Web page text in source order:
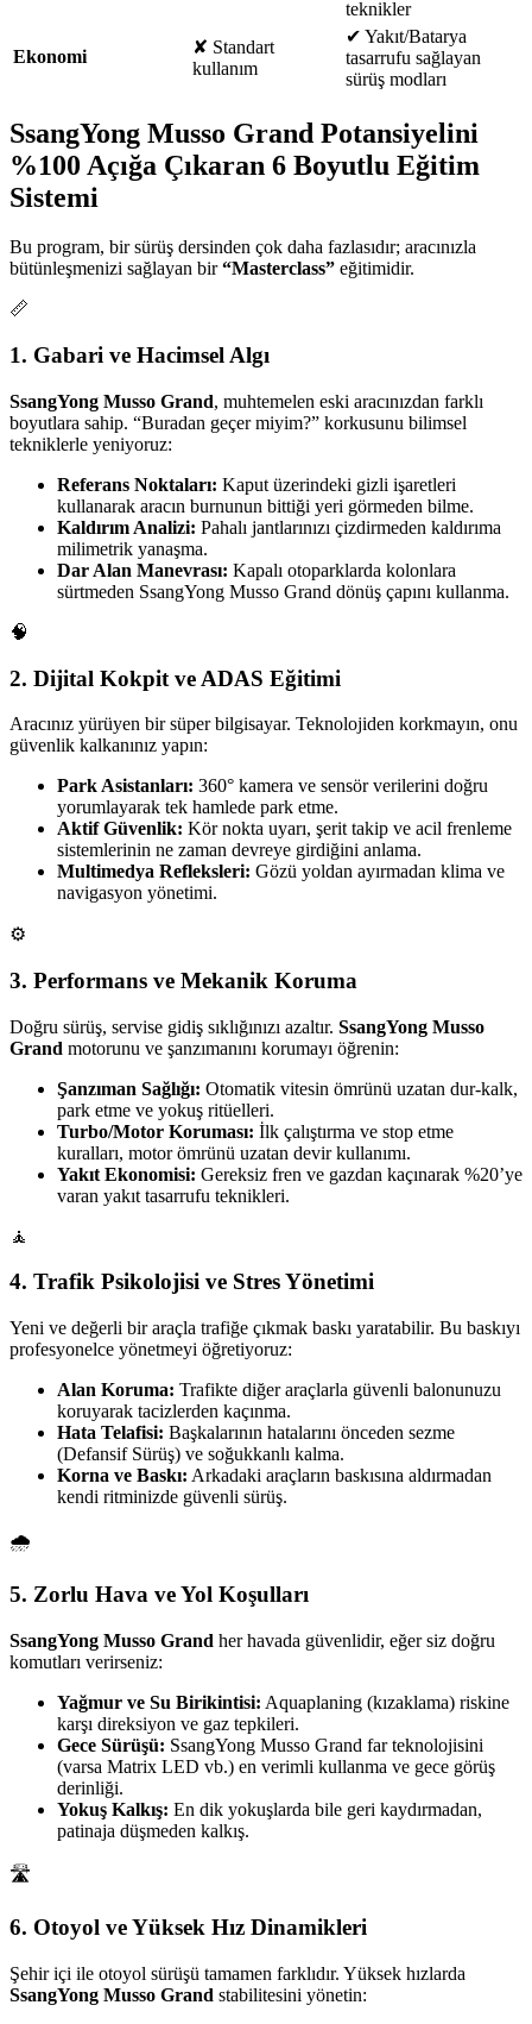
teknikler
Ekonomi ✘ Standart
kullanım
✔ Yakıt/Batarya
tasarrufu sağlayan
sürüş modları
SsangYong Musso Grand Potansiyelini
%100 Açığa Çıkaran 6 Boyutlu Eğitim
Sistemi
Bu program, bir sürüş dersinden çok daha fazlasıdır; aracınızla
bütünleşmenizi sağlayan bir“Masterclass” eğitimidir.
📏
1. Gabari ve Hacimsel Algı
SsangYong Musso Grand, muhtemelen eski aracınızdan farklı
boyutlara sahip. “Buradan geçer miyim?” korkusunu bilimsel
tekniklerle yeniyoruz:
Referans Noktaları: Kaput üzerindeki gizli işaretleri
kullanarak aracın burnunun bittiği yeri görmeden bilme.
Kaldırım Analizi: Pahalı jantlarınızı çizdirmeden kaldırıma
milimetrik yanaşma.
Dar Alan Manevrası: Kapalı otoparklarda kolonlara
sürtmeden SsangYong Musso Grand dönüş çapını kullanma.
🧠
2. Dijital Kokpit ve ADAS Eğitimi
Aracınız yürüyen bir süper bilgisayar. Teknolojiden korkmayın, onu
güvenlik kalkanınız yapın:
Park Asistanları: 360° kamera ve sensör verilerini doğru
yorumlayarak tek hamlede park etme.
Aktif Güvenlik: Kör nokta uyarı, şerit takip ve acil frenleme
sistemlerinin ne zaman devreye girdiğini anlama.
Multimedya Refleksleri: Gözü yoldan ayırmadan klima ve
navigasyon yönetimi.
⚙️
3. Performans ve Mekanik Koruma
Doğru sürüş, servise gidiş sıklığınızı azaltır. SsangYong Musso
Grand motorunu ve şanzımanını korumayı öğrenin:
Şanzıman Sağlığı: Otomatik vitesin ömrünü uzatan dur-kalk,
park etme ve yokuş ritüelleri.
Turbo/Motor Koruması: İlk çalıştırma ve stop etme
kuralları, motor ömrünü uzatan devir kullanımı.
Yakıt Ekonomisi: Gereksiz fren ve gazdan kaçınarak %20’ye
varan yakıt tasarrufu teknikleri.
🧘
4. Trafik Psikolojisi ve Stres Yönetimi
Yeni ve değerli bir araçla trafiğe çıkmak baskı yaratabilir. Bu baskıyı
profesyonelce yönetmeyi öğretiyoruz:
Alan Koruma: Trafikte diğer araçlarla güvenli balonunuzu
koruyarak tacizlerden kaçınma.
Hata Telafisi: Başkalarının hatalarını önceden sezme
(Defansif Sürüş) ve soğukkanlı kalma.
Korna ve Baskı: Arkadaki araçların baskısına aldırmadan
kendi ritminizde güvenli sürüş.
🌧️
5. Zorlu Hava ve Yol Koşulları
SsangYong Musso Grand her havada güvenlidir, eğer siz doğru
komutları verirseniz:
Yağmur ve Su Birikintisi: Aquaplaning (kızaklama) riskine
karşı direksiyon ve gaz tepkileri.
Gece Sürüşü: SsangYong Musso Grand far teknolojisini
(varsa Matrix LED vb.) en verimli kullanma ve gece görüş
derinliği.
Yokuş Kalkış: En dik yokuşlarda bile geri kaydırmadan,
patinaja düşmeden kalkış.
🛣️
6. Otoyol ve Yüksek Hız Dinamikleri
Şehir içi ile otoyol sürüşü tamamen farklıdır. Yüksek hızlarda
SsangYong Musso Grand stabilitesini yönetin: